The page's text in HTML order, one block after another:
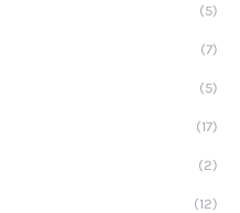
(5)
(7)
(5)
(17)
(2)
(12)